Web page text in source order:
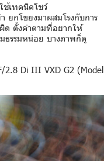
ช้เทคนิคโชว์
ยกโขยงมาผสมโรงกับการ
ด ตั้งค่าตามที่อยากให้
ธรรมหน่อย บางภาพก็ดู
2.8 Di III VXD G2 (Model